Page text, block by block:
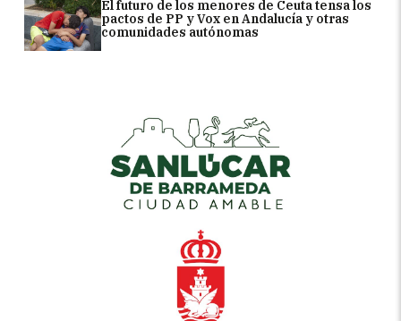
El futuro de los menores de Ceuta tensa los
pactos de PP y Vox en Andalucía y otras
comunidades autónomas